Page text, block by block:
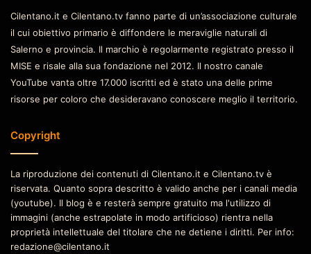
Cilentano.it e Cilentano.tv fanno parte di un’associazione culturale
il cui obiettivo primario è diffondere le meraviglie naturali di
Salerno e provincia. Il marchio è regolarmente registrato presso il
MISE e risale alla sua fondazione nel 2012. Il nostro canale
YouTube vanta oltre 17.000 iscritti ed è stato una delle prime
risorse per coloro che desideravano conoscere meglio il territorio.
Copyright
La riproduzione dei contenuti di Cilentano.it e Cilentano.tv è
riservata. Quanto sopra descritto è valido anche per i canali media
(youtube). Il blog è e resterà sempre gratuito ma l'utilizzo di
immagini (anche estrapolate in modo artificioso) rientra nella
proprietà intellettuale del titolare che ne detiene i diritti. Per info:
redazione@cilentano.it